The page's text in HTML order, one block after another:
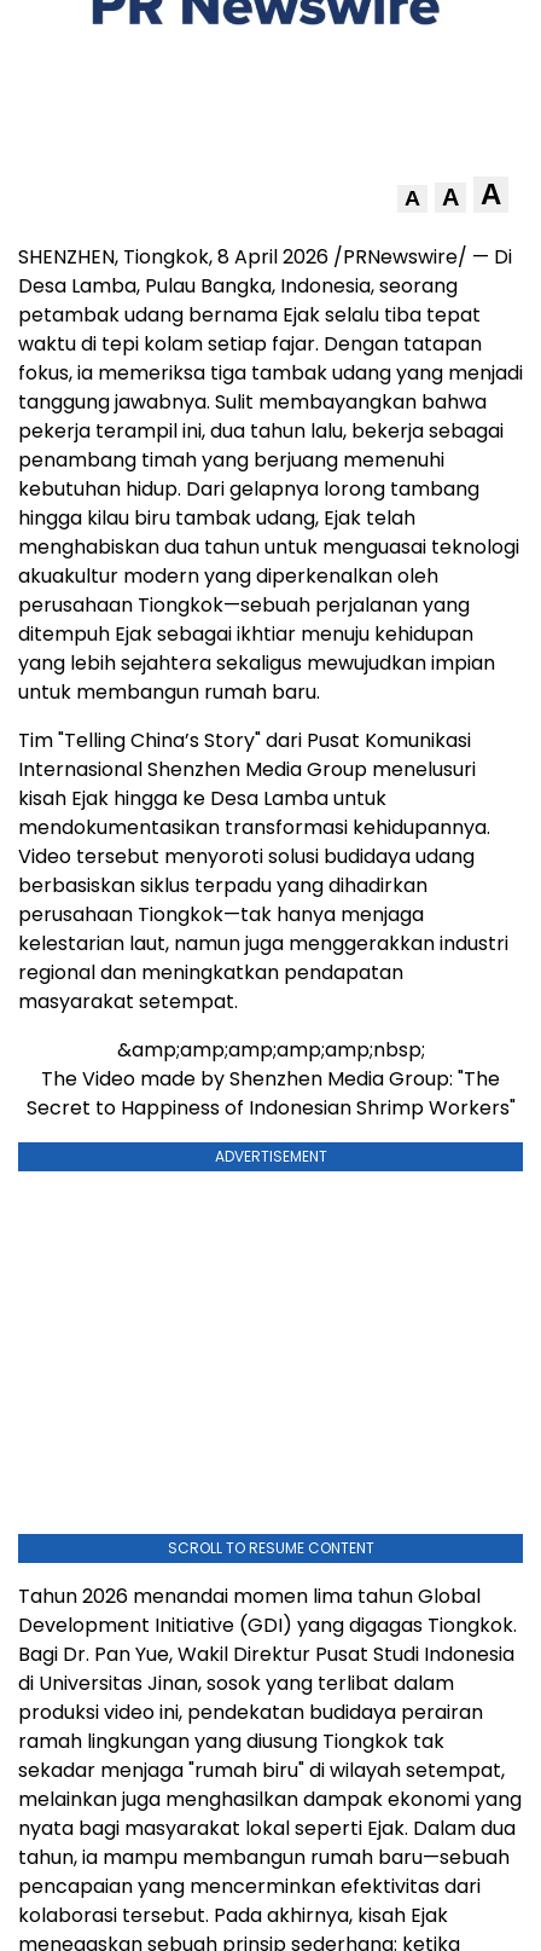
A A A
SHENZHEN, Tiongkok, 8 April 2026 /PRNewswire/ — Di
Desa Lamba, Pulau Bangka, Indonesia, seorang
petambak udang bernama Ejak selalu tiba tepat
waktu di tepi kolam setiap fajar. Dengan tatapan
fokus, ia memeriksa tiga tambak udang yang menjadi
tanggung jawabnya. Sulit membayangkan bahwa
pekerja terampil ini, dua tahun lalu, bekerja sebagai
penambang timah yang berjuang memenuhi
kebutuhan hidup. Dari gelapnya lorong tambang
hingga kilau biru tambak udang, Ejak telah
menghabiskan dua tahun untuk menguasai teknologi
akuakultur modern yang diperkenalkan oleh
perusahaan Tiongkok—sebuah perjalanan yang
ditempuh Ejak sebagai ikhtiar menuju kehidupan
yang lebih sejahtera sekaligus mewujudkan impian
untuk membangun rumah baru.
Tim "Telling China’s Story" dari Pusat Komunikasi
Internasional Shenzhen Media Group menelusuri
kisah Ejak hingga ke Desa Lamba untuk
mendokumentasikan transformasi kehidupannya.
Video tersebut menyoroti solusi budidaya udang
berbasiskan siklus terpadu yang dihadirkan
perusahaan Tiongkok—tak hanya menjaga
kelestarian laut, namun juga menggerakkan industri
regional dan meningkatkan pendapatan
masyarakat setempat.
&amp;amp;amp;amp;amp;nbsp;
The Video made by Shenzhen Media Group: "The
Secret to Happiness of Indonesian Shrimp Workers"
ADVERTISEMENT
SCROLL TO RESUME CONTENT
Tahun 2026 menandai momen lima tahun Global
Development Initiative (GDI) yang digagas Tiongkok.
Bagi Dr. Pan Yue, Wakil Direktur Pusat Studi Indonesia
di Universitas Jinan, sosok yang terlibat dalam
produksi video ini, pendekatan budidaya perairan
ramah lingkungan yang diusung Tiongkok tak
sekadar menjaga "rumah biru" di wilayah setempat,
melainkan juga menghasilkan dampak ekonomi yang
nyata bagi masyarakat lokal seperti Ejak. Dalam dua
tahun, ia mampu membangun rumah baru—sebuah
pencapaian yang mencerminkan efektivitas dari
kolaborasi tersebut. Pada akhirnya, kisah Ejak
menegaskan sebuah prinsip sederhana: ketika